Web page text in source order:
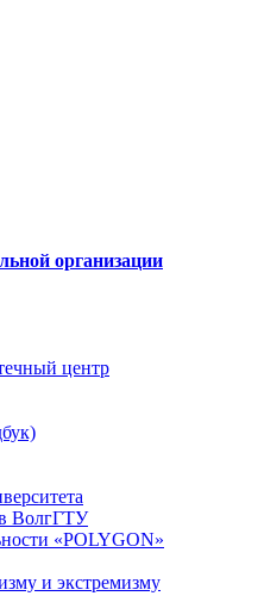
организации
центр
ВолгГТУ
«POLYGON»
и экстремизму